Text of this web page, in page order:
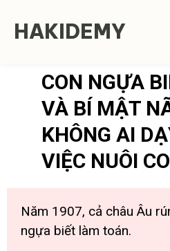
HAKIDEMY
CON NGỰA
VÀ BÍ MẬT
KHÔNG AI
VIỆC NUÔI
Năm 1907, cả châu Âu
ngựa biết làm toán.